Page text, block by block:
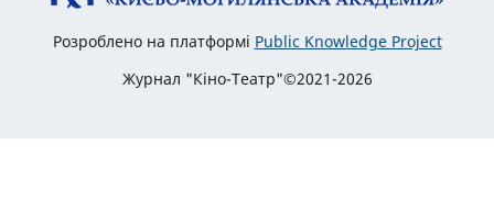
Розроблено на платформі Public Knowledge Project
Журнал "Кіно-Театр"©2021-2026